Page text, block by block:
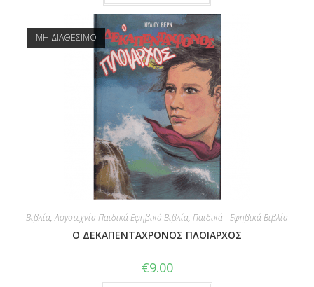
ΜΗ ΔΙΑΘΕΣΙΜΟ
Βιβλία,Λογοτεχνία Παιδικά Εφηβικά Βιβλία, Παιδικά - Εφηβικά Βιβλία
Ο ΔΕΚΑΠΕΝΤΑΧΡΟΝΟΣ ΠΛΟΙΑΡΧΟΣ
€9.00